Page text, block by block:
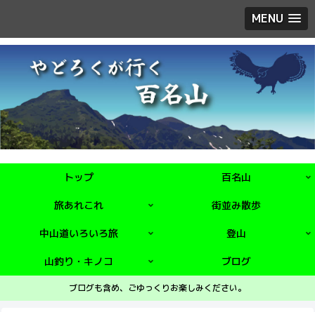
MENU
トップ 百名山
旅あれこれ 街並み散歩
中山道いろいろ旅 登山
山釣り・キノコ ブログ
ブログも含め、ごゆっくりお楽しみください。